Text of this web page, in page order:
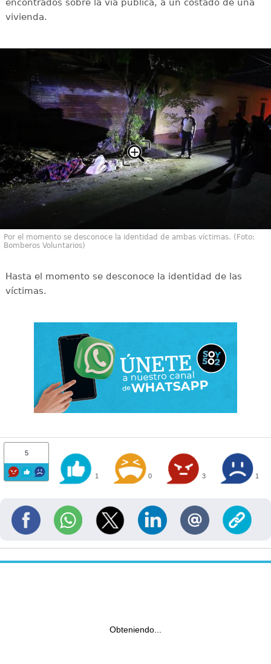
encontrados sobre la vía pública, a un costado de una
vivienda.
Por el momento se desconoce la identidad de ambas víctimas. (Foto:
Bomberos Voluntarios)
Hasta el momento se desconoce la identidad de las
víctimas.
5
1 0 3 1
Obteniendo...